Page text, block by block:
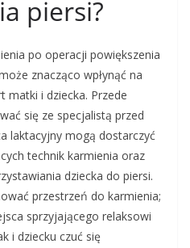
piersi?
po operacji powiększenia
znacząco wpłynąć na
matki i dziecka. Przede
się ze specjalistą przed
laktacyjny mogą dostarczyć
technik karmienia oraz
dziecka do piersi.
przestrzeń do karmienia;
sprzyjającego relaksowi
i dziecku czuć się